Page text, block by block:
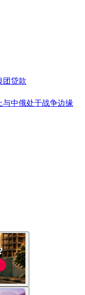
团贷款
与中俄处于战争边缘